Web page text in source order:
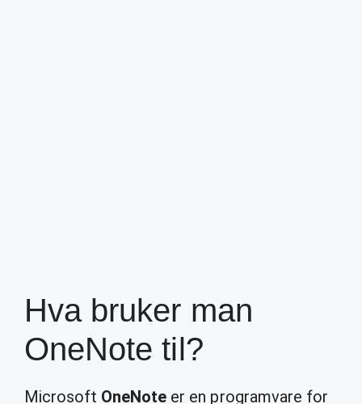
Hva bruker man
OneNote til?
Microsoft OneNote er en programvare for